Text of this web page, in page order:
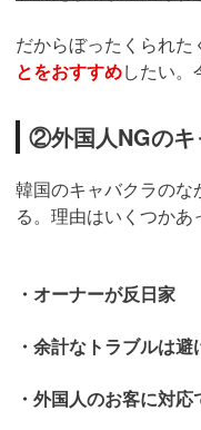
だからぼったくられ
とをおすすめしたい。
②外国人NGのキ
韓国のキャバクラの
る。理由はいくつかあ
・オーナーが反日家
・余計なトラブルは避
・外国人のお客に対